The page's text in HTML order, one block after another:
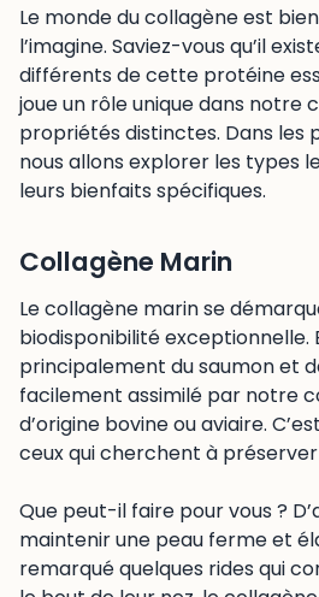
Le monde du collagène est
l’imagine. Saviez-vous qu’il
différents de cette protéine
joue un rôle unique dans notre
propriétés distinctes. Dans les
nous allons explorer les types
leurs bienfaits spécifiques.
Collagène Marin
Le collagène marin se
biodisponibilité exceptionnelle.
principalement du saumon et
facilement assimilé par notre
d’origine bovine ou aviaire.
ceux qui cherchent à préserver
Que peut-il faire pour vous ?
maintenir une peau ferme et
remarqué quelques rides qui